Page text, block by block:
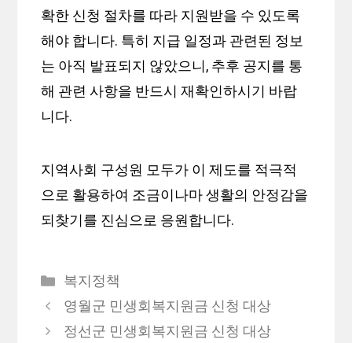
확한 신청 절차를 따라 지원받을 수 있도록
해야 합니다. 특히 지급 일정과 관련된 정보
는 아직 발표되지 않았으니, 추후 공지를 통
해 관련 사항을 반드시 재확인하시기 바랍
니다.
지역사회 구성원 모두가 이 제도를 적극적
으로 활용하여 조금이나마 생활의 안정감을
되찾기를 진심으로 응원합니다.
카
테
고
복지정책
영월군 민생회복지원금 신청 대상
정선군 민생회복지원금 신청 대상